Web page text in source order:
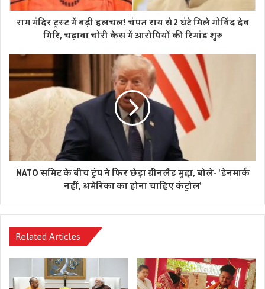
पूछताछ के लिए हिरासत में लिया गया था। फिलहाल पुलिस पूरे मामले
की जांच जारी होने की बात कह रही है। एनकाउंटर की परिस्थितियों की
भी नियमानुसार जांच की जाएगी।
राम मंदिर ट्रस्ट में बढ़ी हलचल! चंपत राय से 2 घंटे मिले गोविंद देव
गिरि, चढ़ावा चोरी केस में आरोपियों की रिमांड शुरू
NATO समिट के बीच ट्रंप ने फिर छेड़ा ग्रीनलैंड मुद्दा, बोले- 'डेनमार्क
नहीं, अमेरिका का होना चाहिए कंट्रोल'
Related Articles